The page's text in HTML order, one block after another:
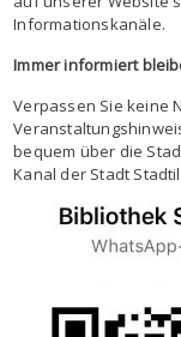
Informationskanäle.
Immer informiert
Verpassen Sie keine
bequem über die
Kanal der Stadt